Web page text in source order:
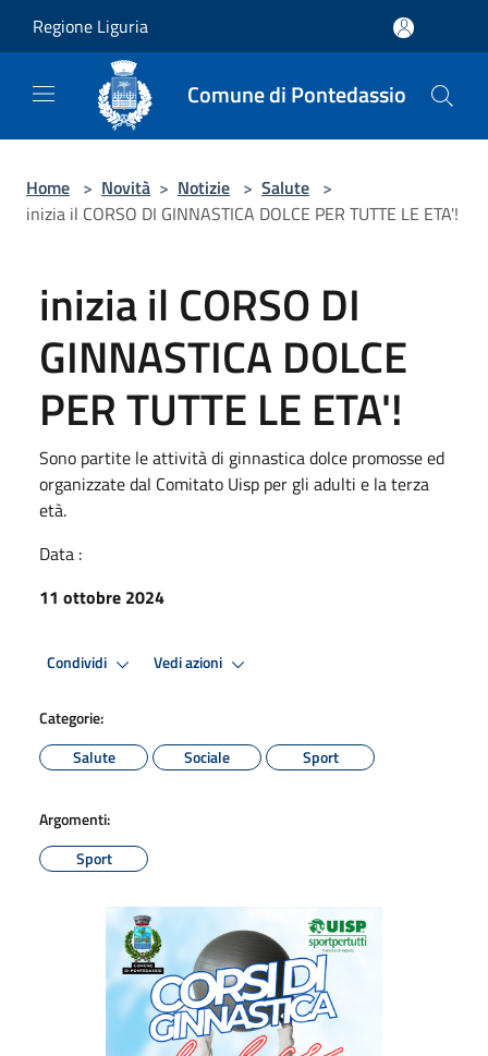
Regione Liguria
Comune di Pontedassio
Home > Novità > Notizie > Salute >
inizia il CORSO DI GINNASTICA DOLCE PER TUTTE LE ETA'!
inizia il CORSO DI
GINNASTICA DOLCE
PER TUTTE LE ETA'!
Sono partite le attività di ginnastica dolce promosse ed
organizzate dal Comitato Uisp per gli adulti e la terza
età.
Data :
11 ottobre 2024
Condividi Vedi azioni
Categorie:
Salute
Sociale Sport
Argomenti:
Sport